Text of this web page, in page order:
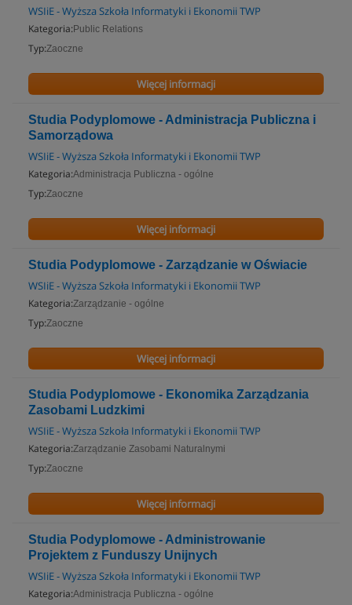
WSIiE - Wyższa Szkoła Informatyki i Ekonomii TWP
Kategoria: Public Relations
Typ:Zaoczne
Więcej informacji
Studia Podyplomowe - Administracja Publiczna i
Samorządowa
WSIiE - Wyższa Szkoła Informatyki i Ekonomii TWP
Kategoria:Administracja Publiczna - ogólne
Typ:Zaoczne
Więcej informacji
Studia Podyplomowe - Zarządzanie w Oświacie
WSIiE - Wyższa Szkoła Informatyki i Ekonomii TWP
Kategoria:Zarządzanie - ogólne
Typ:Zaoczne
Więcej informacji
Studia Podyplomowe - Ekonomika Zarządzania
Zasobami Ludzkimi
WSIiE - Wyższa Szkoła Informatyki i Ekonomii TWP
Kategoria:Zarządzanie Zasobami Naturalnymi
Typ:Zaoczne
Więcej informacji
Studia Podyplomowe - Administrowanie
Projektem z Funduszy Unijnych
WSIiE - Wyższa Szkoła Informatyki i Ekonomii TWP
Kategoria:Administracja Publiczna - ogólne